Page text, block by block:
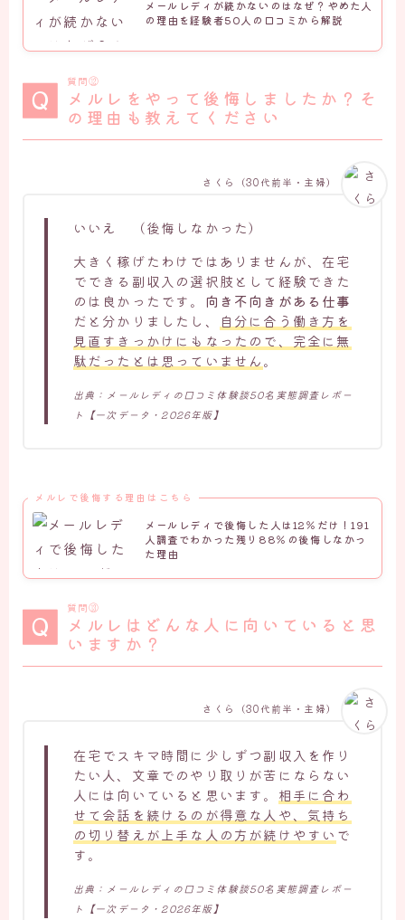
メールレディが続かないのはなぜ？やめた人
の理由を経験者50人の口コミから解説
質問⑫
メルレをやって後悔しましたか？そ
の理由も教えてください
いいえ （後悔しなかった）
大きく稼げたわけではありませんが、在宅
でできる副収入の選択肢として経験できた
のは良かったです。 向き不向きがある仕事
だと分かりましたし、
自分に合う働き方を
見直すきっかけにもなったので、完全に無
駄だったとは思っていません。
出典：メールレディの口コミ体験談50名実態調査レポー
ト【一次データ・2026年版】
さくら（30代前半・主婦）
メルレで後悔する理由はこちら
メールレディで後悔した人は12％だけ！191
人調査でわかった残り88％の後悔しなかっ
た理由
質問⑬
メルレはどんな人に向いていると思
いますか？
在宅でスキマ時間に少しずつ副収入を作り
たい人、文章でのやり取りが苦にならない
人には向いていると思います。 相手に合わ
せて会話を続けるのが得意な人や、気持ち
の切り替えが上手な人の方が続けやすい で
す。
出典：メールレディの口コミ体験談50名実態調査レポー
ト【一次データ・2026年版】
さくら（30代前半・主婦）